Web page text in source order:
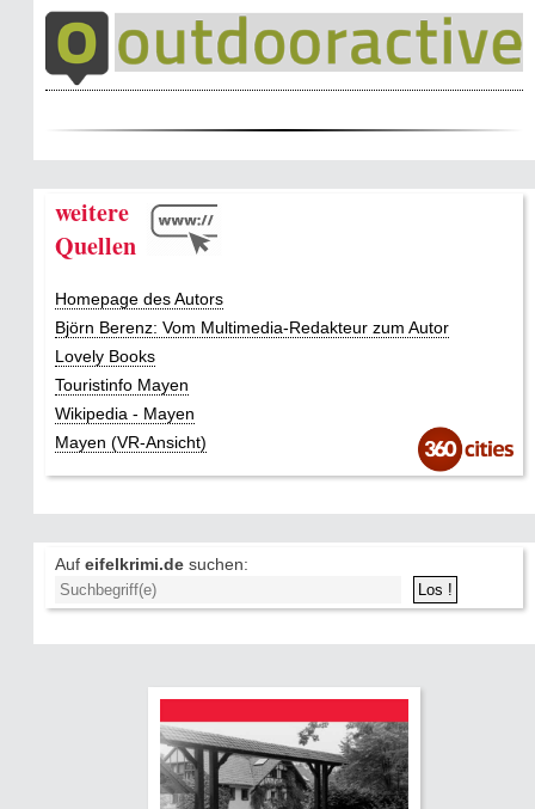
weitere
Quellen
Homepage des Autors
Björn Berenz: Vom Multimedia-Redakteur zum Autor
Lovely Books
Touristinfo Mayen
Wikipedia - Mayen
Mayen (VR-Ansicht)
Auf eifelkrimi.de suchen: